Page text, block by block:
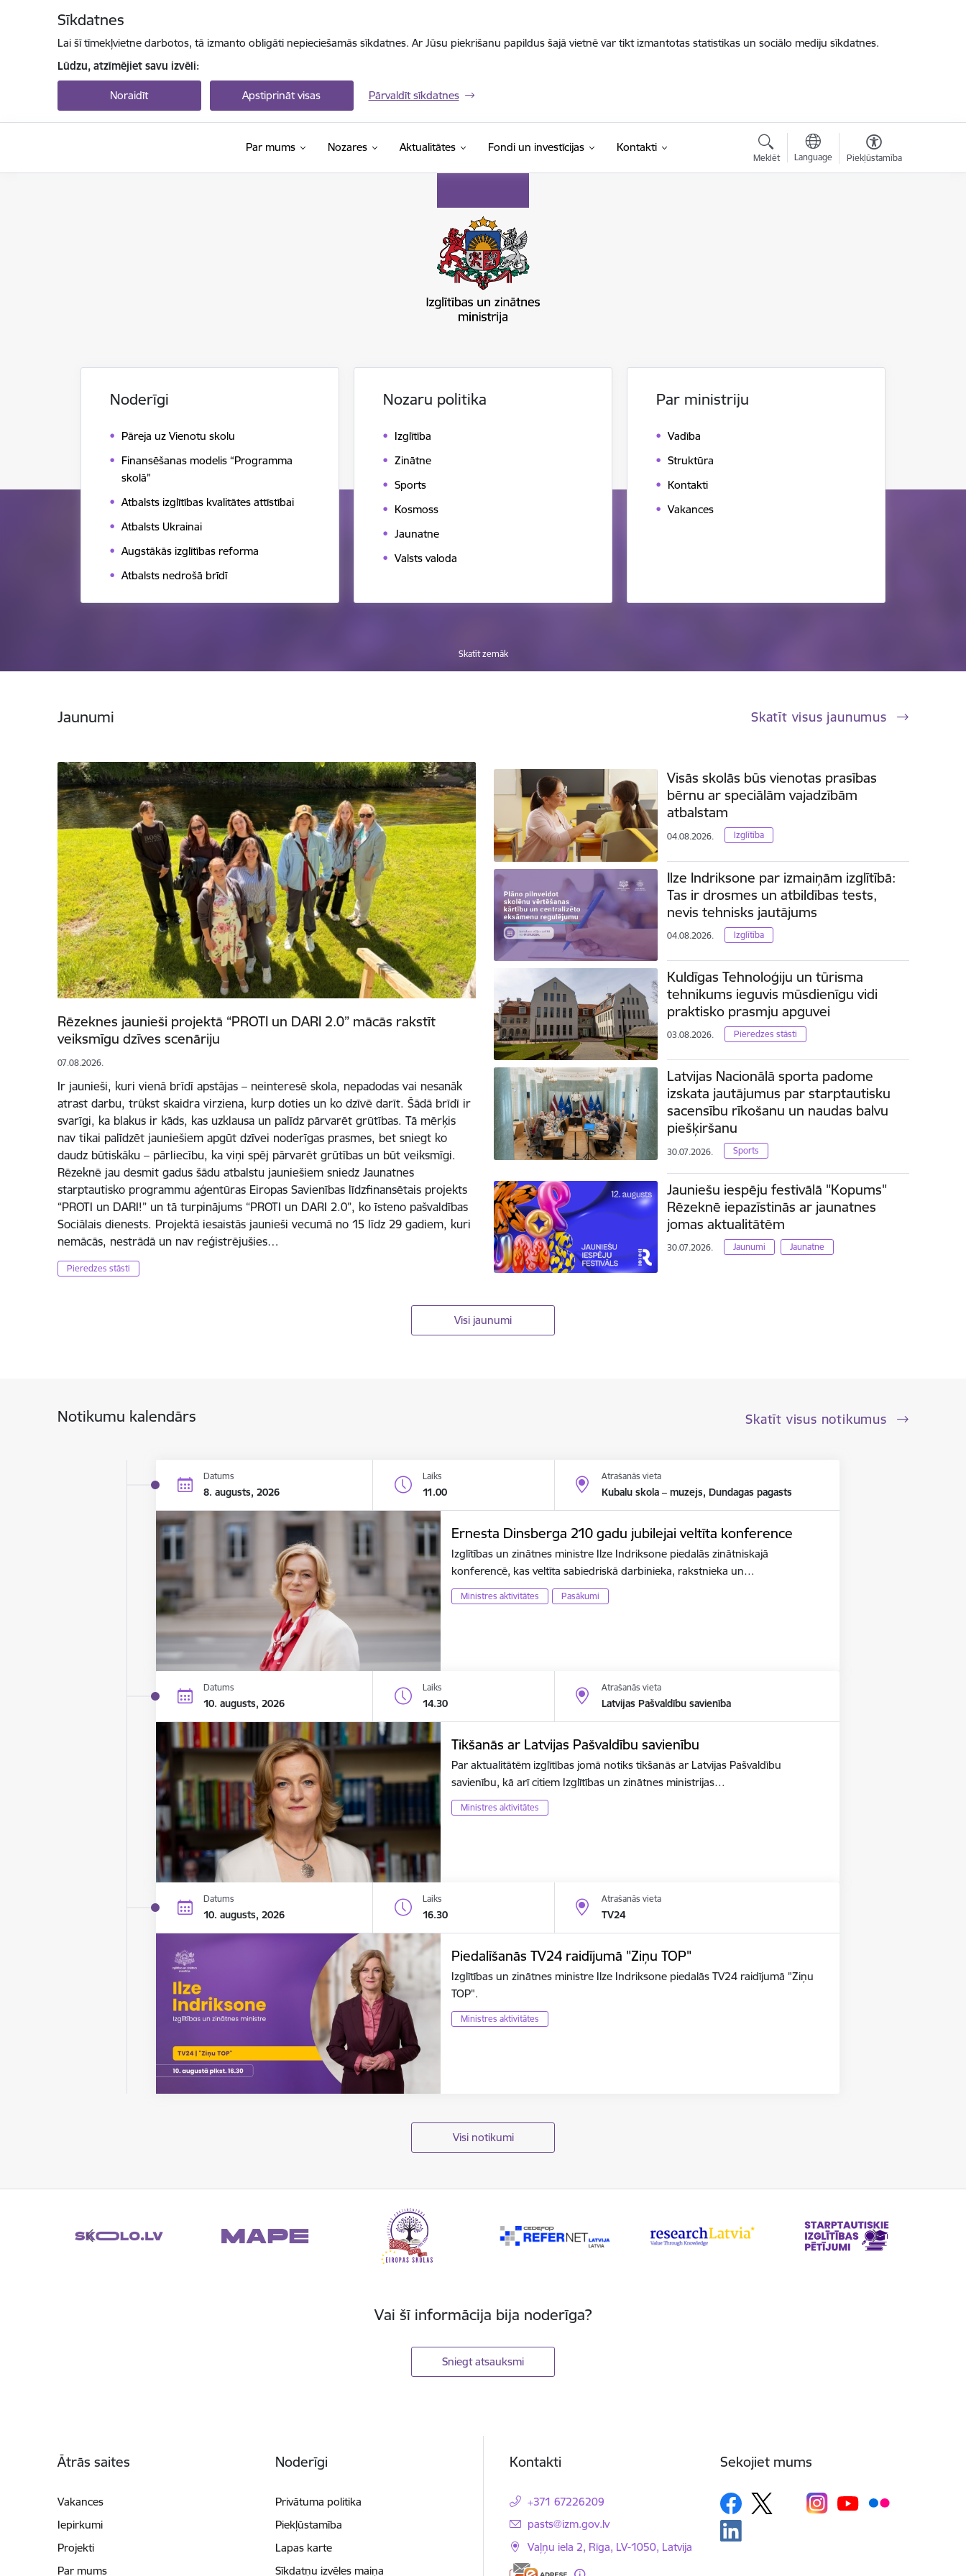
Sīkdatnes
Lai šī tīmekļvietne darbotos, tā izmanto obligāti nepieciešamās sīkdatnes. Ar Jūsu piekrišanu papildus šajā vietnē var tikt izmantotas statistikas un sociālo mediju sīkdatnes.
Lūdzu, atzīmējiet savu izvēli:
Noraidīt Apstiprināt visas Pārvaldīt sīkdatnes
Par mums Nozares Aktualitātes Fondi un investīcijas Kontakti
Meklēt Language Piekļūstamība
Noderīgi
Pāreja uz Vienotu skolu
Finansēšanas modelis “Programma
skolā”
Atbalsts izglītības kvalitātes attīstībai
Atbalsts Ukrainai
Augstākās izglītības reforma
Atbalsts nedrošā brīdī
Nozaru politika
Izglītība
Zinātne
Sports
Kosmoss
Jaunatne
Valsts valoda
Par ministriju
Vadība
Struktūra
Kontakti
Vakances
Skatīt zemāk
Jaunumi Skatīt visus jaunumus
Rēzeknes jaunieši projektā “PROTI un DARI 2.0” mācās rakstīt
veiksmīgu dzīves scenāriju
07.08.2026.
Ir jaunieši, kuri vienā brīdī apstājas – neinteresē skola, nepadodas vai nesanāk
atrast darbu, trūkst skaidra virziena, kurp doties un ko dzīvē darīt. Šādā brīdī ir
svarīgi, ka blakus ir kāds, kas uzklausa un palīdz pārvarēt grūtības. Tā mērķis
nav tikai palīdzēt jauniešiem apgūt dzīvei noderīgas prasmes, bet sniegt ko
daudz būtiskāku – pārliecību, ka viņi spēj pārvarēt grūtības un būt veiksmīgi.
Rēzeknē jau desmit gadus šādu atbalstu jauniešiem sniedz Jaunatnes
starptautisko programmu aģentūras Eiropas Savienības līdzfinansētais projekts
“PROTI un DARI!” un tā turpinājums “PROTI un DARI 2.0”, ko īsteno pašvaldības
Sociālais dienests. Projektā iesaistās jaunieši vecumā no 15 līdz 29 gadiem, kuri
nemācās, nestrādā un nav reģistrējušies…
Pieredzes stāsti
Visās skolās būs vienotas prasības
bērnu ar speciālām vajadzībām
atbalstam
04.08.2026. Izglītība
Ilze Indriksone par izmaiņām izglītībā:
Tas ir drosmes un atbildības tests,
nevis tehnisks jautājums
04.08.2026. Izglītība
Kuldīgas Tehnoloģiju un tūrisma
tehnikums ieguvis mūsdienīgu vidi
praktisko prasmju apguvei
03.08.2026. Pieredzes stāsti
Latvijas Nacionālā sporta padome
izskata jautājumus par starptautisku
sacensību rīkošanu un naudas balvu
piešķiršanu
30.07.2026. Sports
Jauniešu iespēju festivālā "Kopums"
Rēzeknē iepazīstinās ar jaunatnes
jomas aktualitātēm
30.07.2026. Jaunumi Jaunatne
Visi jaunumi
Notikumu kalendārs Skatīt visus notikumus
Datums
8. augusts, 2026
Laiks
11.00
Atrašanās vieta
Kubalu skola – muzejs, Dundagas pagasts
Ernesta Dinsberga 210 gadu jubilejai veltīta konference
Izglītības un zinātnes ministre Ilze Indriksone piedalās zinātniskajā
konferencē, kas veltīta sabiedriskā darbinieka, rakstnieka un…
Ministres aktivitātes Pasākumi
Datums
10. augusts, 2026
Laiks
14.30
Atrašanās vieta
Latvijas Pašvaldību savienība
Tikšanās ar Latvijas Pašvaldību savienību
Par aktualitātēm izglītības jomā notiks tikšanās ar Latvijas Pašvaldību
savienību, kā arī citiem Izglītības un zinātnes ministrijas…
Ministres aktivitātes
Datums
10. augusts, 2026
Laiks
16.30
Atrašanās vieta
TV24
Piedalīšanās TV24 raidījumā "Ziņu TOP"
Izglītības un zinātnes ministre Ilze Indriksone piedalās TV24 raidījumā "Ziņu
TOP".
Ministres aktivitātes
Visi notikumi
Vai šī informācija bija noderīga?
Sniegt atsauksmi
Ātrās saites
Vakances
Iepirkumi
Projekti
Par mums
Noderīgi
Privātuma politika
Piekļūstamība
Lapas karte
Sīkdatņu izvēles maiņa
Kontakti
+371 67226209
E-pasts:
pasts@izm.gov.lv
Vaļņu iela 2, Rīga, LV-1050, Latvija
Sekojiet mums